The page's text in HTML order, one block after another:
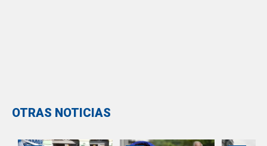
OTRAS NOTICIAS